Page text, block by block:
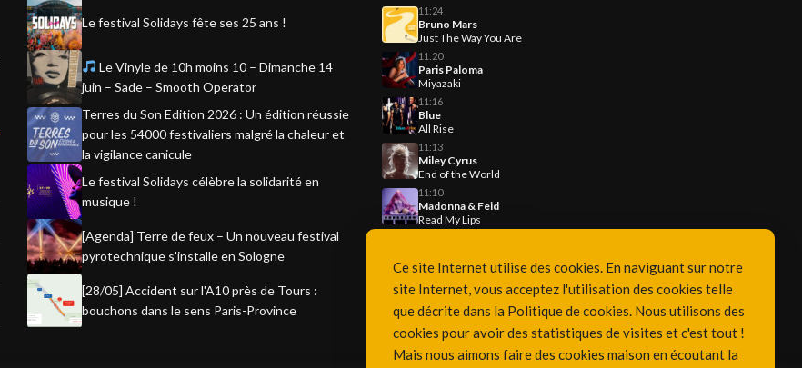
Le festival Solidays fête ses 25 ans !
Le Vinyle de 10h moins 10 – Dimanche 14
juin – Sade – Smooth Operator
Terres du Son Edition 2026 : Un édition réussie
pour les 54000 festivaliers malgré la chaleur et
la vigilance canicule
Le festival Solidays célèbre la solidarité en
musique !
[Agenda] Terre de feux – Un nouveau festival
pyrotechnique s'installe en Sologne
[28/05] Accident sur l'A10 près de Tours :
bouchons dans le sens Paris-Province
11:24
Bruno Mars
Just The Way You Are
11:20
Paris Paloma
Miyazaki
11:16
Blue
All Rise
11:13
Miley Cyrus
End of the World
11:10
Madonna & Feid
Read My Lips
Ce site Internet utilise des cookies. En naviguant sur notre
site Internet, vous acceptez l'utilisation des cookies telle
que décrite dans la Politique de cookies. Nous utilisons des
cookies pour avoir des statistiques de visites et c'est tout !
Mais nous aimons faire des cookies maison en écoutant la